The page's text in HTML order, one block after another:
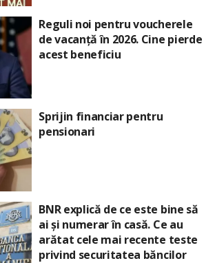
Reguli noi pentru voucherele
de vacanță în 2026. Cine pierde
acest beneficiu
Sprijin financiar pentru
pensionari
BNR explică de ce este bine să
ai și numerar în casă. Ce au
arătat cele mai recente teste
privind securitatea băncilor